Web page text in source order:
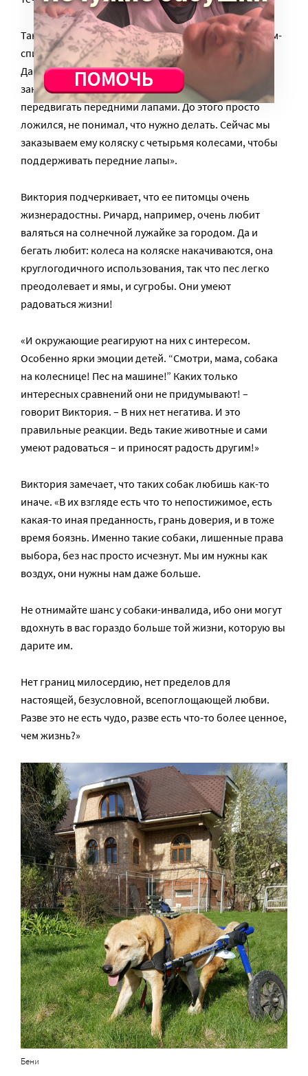
Такой опыт у Виктории был с ее вторым подопечным-
спинальником – псом Бени, привезенным из
Дагестана. «Он лежал целый год. Мне пришлось
заново учить его ходить: он только недавно стал
передвигать передними лапами. До этого просто
ложился, не понимал, что нужно делать. Сейчас мы
заказываем ему коляску с четырьмя колесами, чтобы
поддерживать передние лапы».
Виктория подчеркивает, что ее питомцы очень
жизнерадостны. Ричард, например, очень любит
валяться на солнечной лужайке за городом. Да и
бегать любит: колеса на коляске накачиваются, она
круглогодичного использования, так что пес легко
преодолевает и ямы, и сугробы. Они умеют
радоваться жизни!
«И окружающие реагируют на них с интересом.
Особенно ярки эмоции детей. “Смотри, мама, собака
на колеснице! Пес на машине!” Каких только
интересных сравнений они не придумывают! –
говорит Виктория. – В них нет негатива. И это
правильные реакции. Ведь такие животные и сами
умеют радоваться – и приносят радость другим!»
Виктория замечает, что таких собак любишь как-то
иначе. «В их взгляде есть что то непостижимое, есть
какая-то иная преданность, грань доверия, и в тоже
время боязнь. Именно такие собаки, лишенные права
выбора, без нас просто исчезнут. Мы им нужны как
воздух, они нужны нам даже больше.
Не отнимайте шанс у собаки-инвалида, ибо они могут
вдохнуть в вас гораздо больше той жизни, которую вы
дарите им.
Нет границ милосердию, нет пределов для
настоящей, безусловной, всепоглощающей любви.
Разве это не есть чудо, разве есть что-то более ценное,
чем жизнь?»
Бени